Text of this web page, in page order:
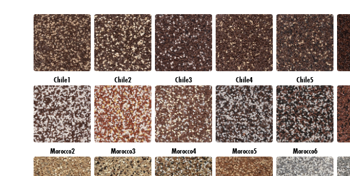
Chile1 Chile2 Chile3 Chile4 Chile5
Morocco2 Morocco3 Morocco4 Morocco5 Morocco6